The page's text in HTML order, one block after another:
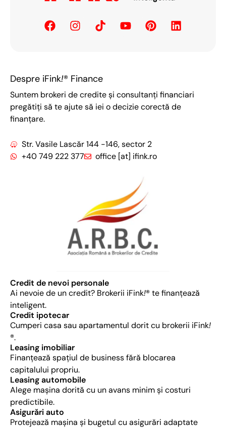
Despre iFink!® Finance
Suntem brokeri de credite și consultanți financiari
pregătiți să te ajute să iei o decizie corectă de
finanțare.
Str. Vasile Lascăr 144 -146, sector 2
+40 749 222 377
office [at] ifink.ro
Credit de nevoi personale
Ai nevoie de un credit? Brokerii iFink!® te finanțează
inteligent.
Credit ipotecar​
Cumperi casa sau apartamentul dorit cu brokerii iFink!
®.
​Leasing imobiliar
Finanțează spațiul de business fără blocarea
capitalului propriu.
​Leasing automobile
Alege mașina dorită cu un avans minim și costuri
predictibile.
Asigurări auto
Protejează mașina și bugetul cu asigurări adaptate